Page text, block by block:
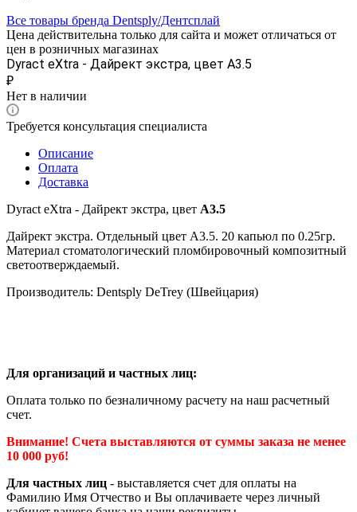
Все товары бренда Dentsply/Дентcплай
Цена действительна только для сайта и может отличаться от
цен в розничных магазинах
Dyract eXtra - Дайрект экстра, цвет А3.5
₽
Нет в наличии
Требуется консультация специалиста
Описание
Оплата
Доставка
Dyract eXtra - Дайрект экстра, цвет А3.5
Дайрект экстра. Отдельный цвет А3.5. 20 капьюл по 0.25гр.
Материал стоматологический пломбировочный композитный
светоотверждаемый.
Производитель: Dentsply DeTrey (Швейцария)
Для организаций и частных лиц:
Оплата только по безналичному расчету на наш расчетный
счет.
Внимание! Счета выставляются от суммы заказа не менее
10 000 руб!
Для частных лиц - выставляется счет для оплаты на
Фамилию Имя Отчество и Вы оплачиваете через личный